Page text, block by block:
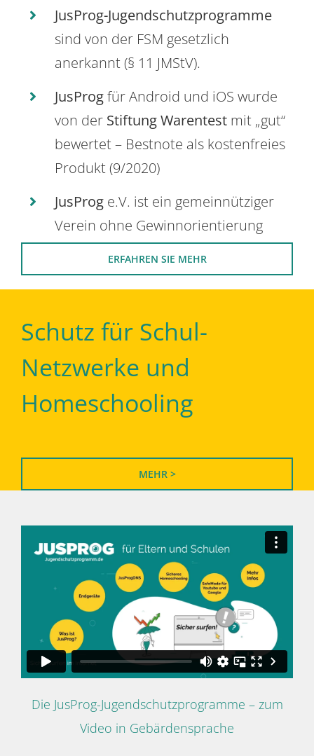
JusProg-Jugendschutzprogramme
sind von der FSM gesetzlich
anerkannt (§ 11 JMStV).
JusProgfür Android und iOS wurde
von der Stiftung Warentest mit „gut“
bewertet – Bestnote als kostenfreies
Produkt (9/2020)
JusProg e.V. ist ein gemeinnütziger
Verein ohne Gewinnorientierung
ERFAHREN SIE MEHR
Schutz für Schul-
Netzwerke und
Homeschooling
MEHR >
Die JusProg-Jugendschutzprogramme – zum
Video in Gebärdensprache